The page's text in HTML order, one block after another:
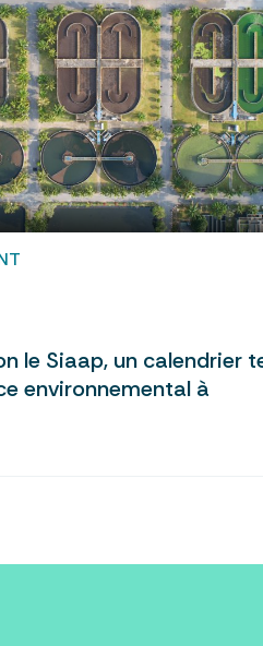
le Siaap, un calendrier
environnemental à